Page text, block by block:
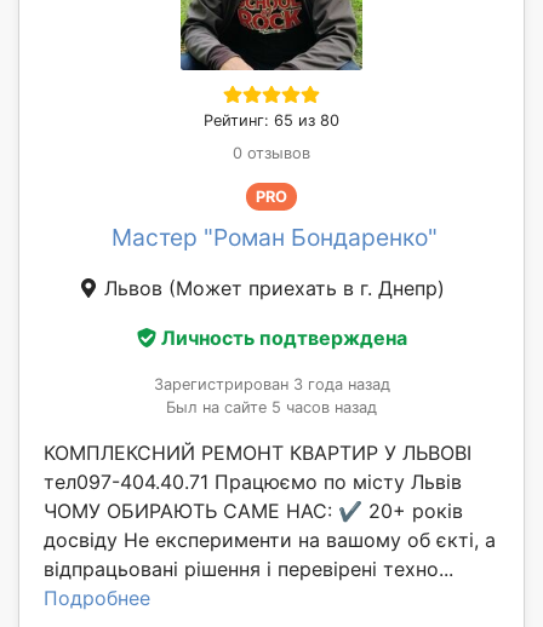
Рейтинг: 65 из 80
0 отзывов
PRO
Мастер "Роман Бондаренко"
Львов (Может приехать в г. Днепр)
Личность подтверждена
Зарегистрирован 3 года назад
Был на сайте 5 часов назад
КОМПЛЕКСНИЙ РЕМОНТ КВАРТИР У ЛЬВОВІ
тел097-404.40.71 Працюємо по місту Львів
ЧОМУ ОБИРАЮТЬ САМЕ НАС: ✔️ 20+ років
досвіду Не експерименти на вашому об єкті, а
відпрацьовані рішення і перевірені техно...
Подробнее